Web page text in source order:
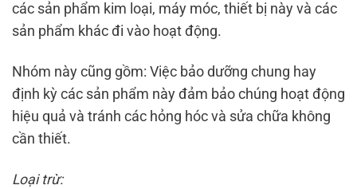
các sản phẩm kim loại, máy móc, thiết bị này và các
sản phẩm khác đi vào hoạt động.
Nhóm này cũng gồm: Việc bảo dưỡng chung hay
định kỳ các sản phẩm này đảm bảo chúng hoạt động
hiệu quả và tránh các hỏng hóc và sửa chữa không
cần thiết.
Loại trừ: